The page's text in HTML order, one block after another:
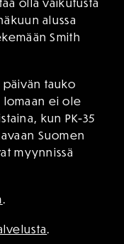
alussa
Smith
tauko
lomaan ei ole
kun PK-35
Suomen
myynnissä
.
.